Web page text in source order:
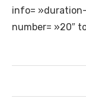
info=
number= »20″